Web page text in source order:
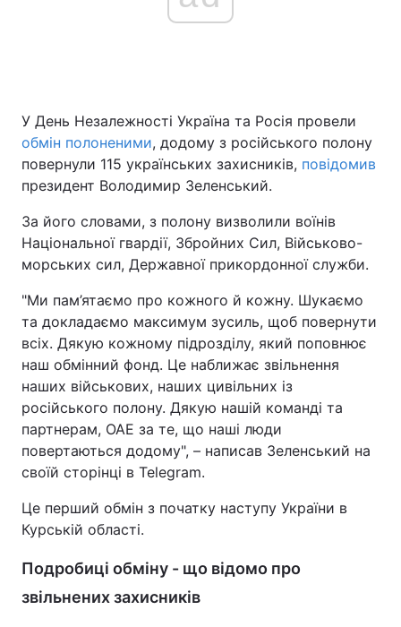
У День Незалежності Україна та Росія провели
обмін полоненими, додому з російського полону
повернули 115 українських захисників, повідомив
президент Володимир Зеленський.
За його словами, з полону визволили воїнів
Національної гвардії, Збройних Сил, Військово-
морських сил, Державної прикордонної служби.
"Ми пам’ятаємо про кожного й кожну. Шукаємо
та докладаємо максимум зусиль, щоб повернути
всіх. Дякую кожному підрозділу, який поповнює
наш обмінний фонд. Це наближає звільнення
наших військових, наших цивільних із
російського полону. Дякую нашій команді та
партнерам, ОАЕ за те, що наші люди
повертаються додому", – написав Зеленський на
своїй сторінці в Telegram.
Це перший обмін з початку наступу України в
Курській області.
Подробиці обміну - що відомо про
звільнених захисників